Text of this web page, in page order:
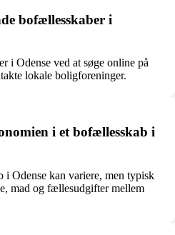
bofællesskaber i
i Odense ved at søge online på
lokale boligforeninger.
i et bofællesskab i
Odense kan variere, men typisk
mad og fællesudgifter mellem